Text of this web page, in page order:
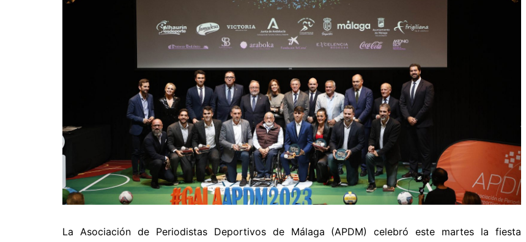
La Asociación de Periodistas Deportivos de Málaga (APDM) celebró este martes la fiesta